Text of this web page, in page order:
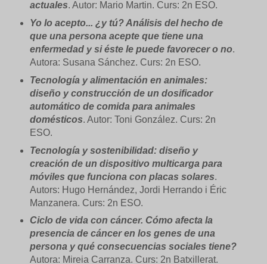
actuales. Autor: Mario Martin. Curs: 2n ESO.
Yo lo acepto... ¿y tú? Análisis del hecho de
que una persona acepte que tiene una
enfermedad y si éste le puede favorecer o no.
Autora: Susana Sánchez. Curs: 2n ESO.
Tecnología y alimentación en animales:
diseño y construcción de un dosificador
automático de comida para animales
domésticos. Autor: Toni González. Curs: 2n
ESO.
Tecnología y sostenibilidad: diseño y
creación de un dispositivo multicarga para
móviles que funciona con placas solares.
Autors: Hugo Hernández, Jordi Herrando i Éric
Manzanera. Curs: 2n ESO.
Ciclo de vida con cáncer. Cómo afecta la
presencia de cáncer en los genes de una
persona y qué consecuencias sociales tiene?
Autora: Mireia Carranza. Curs: 2n Batxillerat.